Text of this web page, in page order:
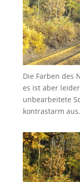
Die Farben des
es ist aber
unbearbeitete
kontrastarm aus.